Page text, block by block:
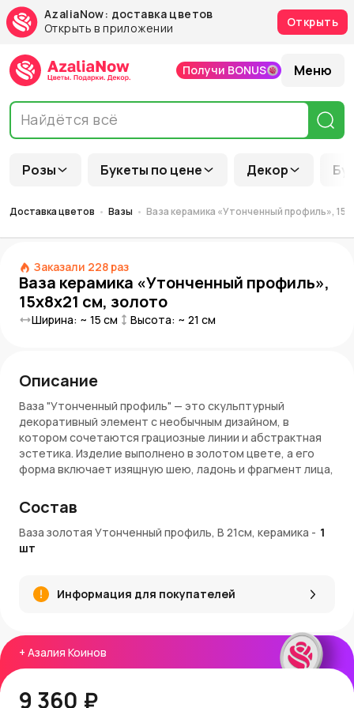
AzaliaNow: доставка цветов
Открыть в приложении
Открыть
Розы Букеты по цене Декор
Получи BONUS Меню
Доставка цветов Вазы Ваза керамика «Утонченный профиль»,
Заказали 228 раз
Ваза керамика «Утонченный профиль»,
15х8х21 см, золото
Ширина: ~ 15 см Высота: ~ 21 см
+ Азалия Коинов
9 360 ₽
Описание
Ваза "Утонченный профиль" — это скульптурный
декоративный элемент с необычным дизайном, в
котором сочетаются грациозные линии и абстрактная
эстетика. Изделие выполнено в золотом цвете, а его
форма включает изящную шею, ладонь и фрагмент лица,
ваза — не просто емкость для цветов, а полноценный
арт-объект, притягивающий внимание.
Особенности:
Материал: керамика
Цвет: золото
Подходит для сухоцветов и декоративных
композиций
Купить вазу "Утонченный профиль" можно в AzaliaNow с
Состав
Ваза золотая Утонченный профиль, В 21см, керамика - 1
шт
Информация для покупателей